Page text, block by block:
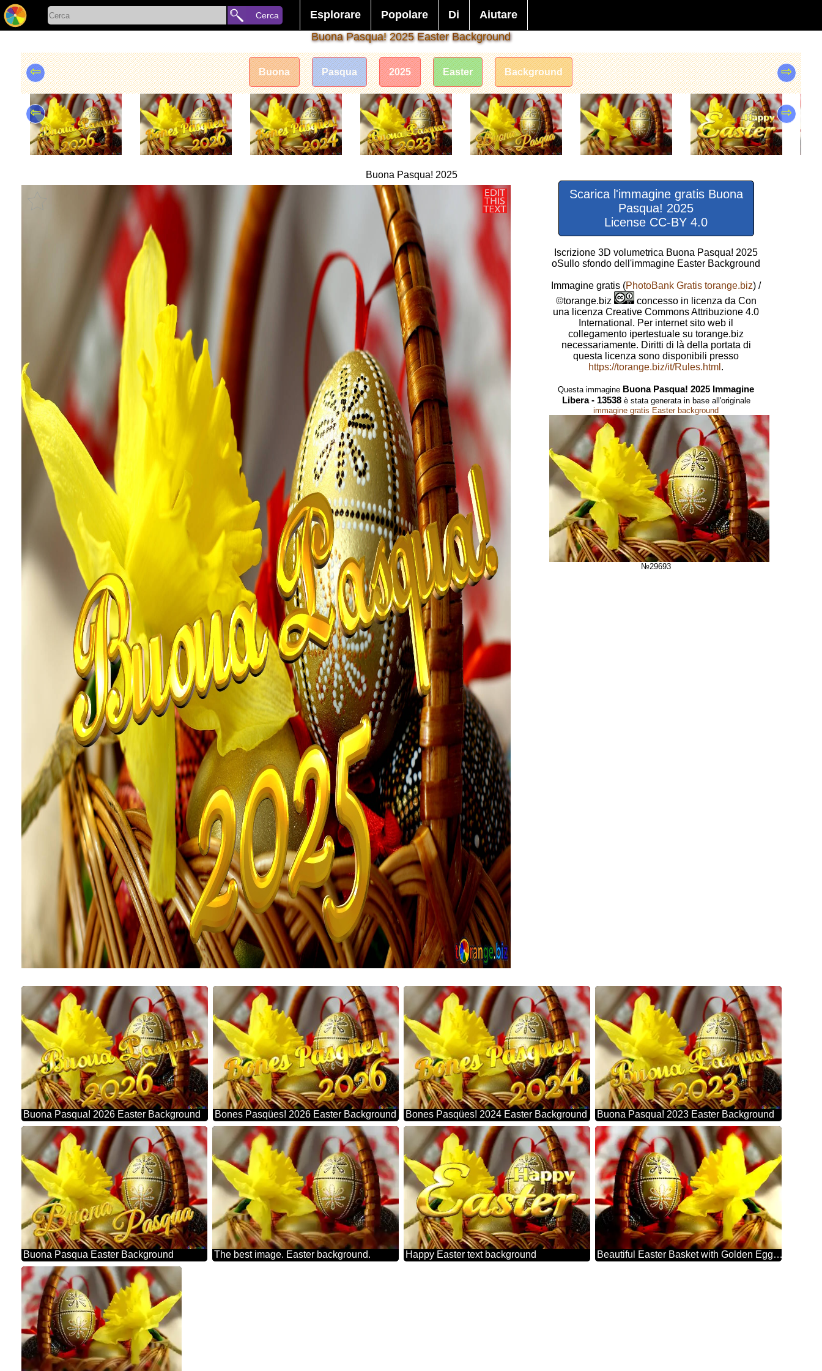
Cerca Esplorare Popolare Di
Aiutare
Buona Pasqua! 2025 Easter Background
Buona Pasqua 2025 Easter Background
⇦ ⇨
⇦ ⇨
Buona Pasqua! 2025
Scarica l'immagine gratis Buona
Pasqua! 2025
License CC-BY 4.0
Iscrizione 3D volumetrica Buona Pasqua! 2025
oSullo sfondo dell'immagine Easter Background
Immagine gratis (PhotoBank Gratis torange.biz) /
©torange.biz
concesso in licenza da Con
una licenza Creative Commons Attribuzione 4.0
International. Per internet sito web il
collegamento ipertestuale su torange.biz
necessariamente. Diritti di là della portata di
questa licenza sono disponibili presso
https://torange.biz/it/Rules.html .
Questa immagine Buona Pasqua! 2025 Immagine
Libera - 13538è stata generata in base all'originale
immagine gratis Easter background
№29693
Buona Pasqua! 2026 Easter Background Bones Pasqües! 2026 Easter Background Bones Pasqües! 2024 Easter Background Buona Pasqua! 2023 Easter Background
Buona Pasqua Easter Background The best image. Easter background. Happy Easter text background Beautiful Easter Basket with Golden Eggs and Daffodil – Celebrate Spring Festivities